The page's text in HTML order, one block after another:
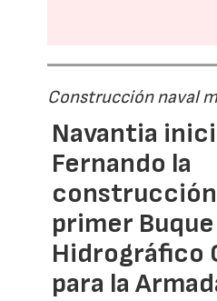
Construcción naval
Navantia
Fernando la
primer Buque
Hidrográfico
para la